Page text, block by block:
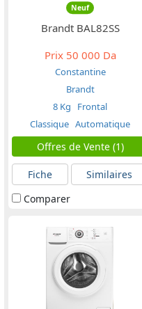
Neuf
Brandt BAL82SS
Prix50 000 Da
Constantine
Brandt
8 Kg
Frontal
Classique Automatique
Offres de Vente (1)
Fiche
Similaires
Comparer